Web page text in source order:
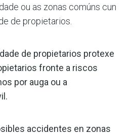
ou as zonas comúns cun
de propietarios.
de propietarios protexe
fronte a riscos
por auga ou a
accidentes en zonas